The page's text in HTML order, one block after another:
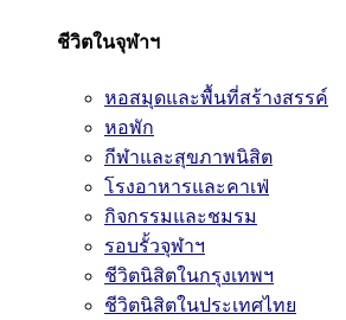
ชีวิตในจุฬาฯ
หอสมุดและพื้นที่สร้างสรรค์
หอพัก
กีฬาและสุขภาพนิสิต
โรงอาหารและคาเฟ่
กิจกรรมและชมรม
รอบรั้วจุฬาฯ
ชีวิตนิสิตในกรุงเทพฯ
ชีวิตนิสิตในประเทศไทย